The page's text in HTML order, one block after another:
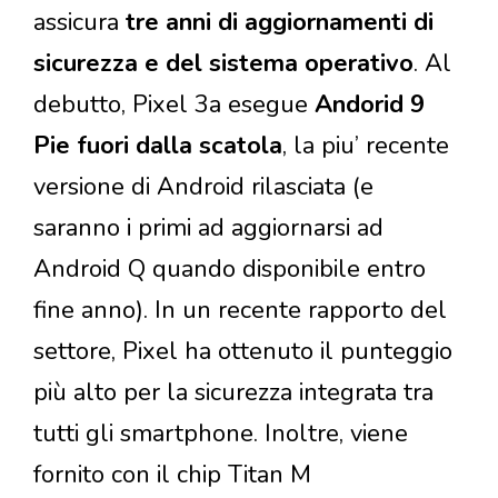
assicura tre anni di aggiornamenti di
sicurezza e del sistema operativo. Al
debutto, Pixel 3a esegue Andorid 9
Pie fuori dalla scatola, la piu’ recente
versione di Android rilasciata (e
saranno i primi ad aggiornarsi ad
Android Q quando disponibile entro
fine anno). In un recente rapporto del
settore, Pixel ha ottenuto il punteggio
più alto per la sicurezza integrata tra
tutti gli smartphone. Inoltre, viene
fornito con il chip Titan M